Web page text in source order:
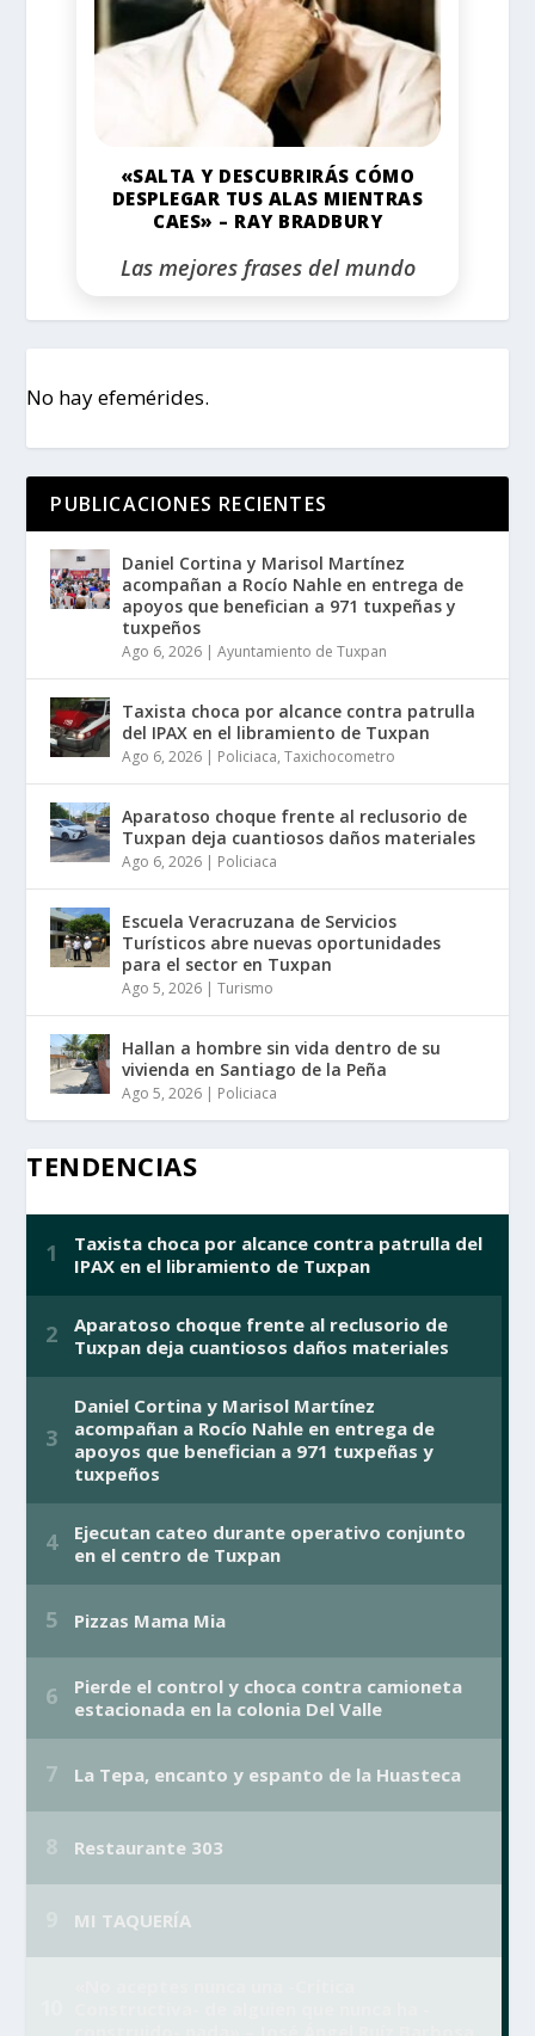
«SALTA Y DESCUBRIRÁS CÓMO
DESPLEGAR TUS ALAS MIENTRAS
CAES» – RAY BRADBURY
Las mejores frases del mundo
No hay efemérides.
PUBLICACIONES RECIENTES
Daniel Cortina y Marisol Martínez
acompañan a Rocío Nahle en entrega de
apoyos que benefician a 971 tuxpeñas y
tuxpeños
Ago 6, 2026 |Ayuntamiento de Tuxpan
Taxista choca por alcance contra patrulla
del IPAX en el libramiento de Tuxpan
Ago 6, 2026 | Policiaca,Taxichocometro
Aparatoso choque frente al reclusorio de
Tuxpan deja cuantiosos daños materiales
Ago 6, 2026 | Policiaca
Escuela Veracruzana de Servicios
Turísticos abre nuevas oportunidades
para el sector en Tuxpan
Ago 5, 2026 |Turismo
Hallan a hombre sin vida dentro de su
vivienda en Santiago de la Peña
Ago 5, 2026 | Policiaca
TENDENCIAS